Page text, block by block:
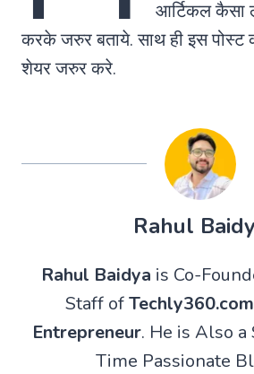
आर्टिकल कैसा
करके जरुर बताये. साथ ही इस
शेयर जरुर करे.
Rahul
Rahul Baidya is Co-
Staff ofTechly360.com
Entrepreneur. He is Also
Time Passionate